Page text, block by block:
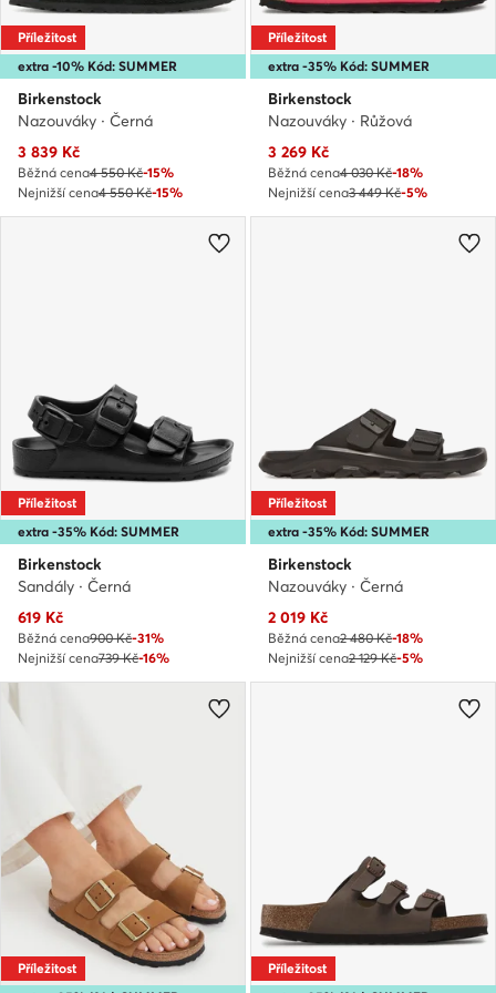
extra -10% Kód: SUMMER
Příležitost
Birkenstock
Nazouváky · Černá
Aktuální cena
3 839 Kč
Běžná cena4 550 Kč-15%
Nejnižší cena4 550 Kč-15%
extra -35% Kód: SUMMER
Příležitost
Birkenstock
Nazouváky · Růžová
Aktuální cena
3 269 Kč
Běžná cena4 030 Kč-18%
Nejnižší cena3 449 Kč-5%
extra -35% Kód: SUMMER
Příležitost
Birkenstock
Sandály · Černá
Aktuální cena
619 Kč
Běžná cena900 Kč-31%
Nejnižší cena739 Kč-16%
extra -35% Kód: SUMMER
Příležitost
Birkenstock
Nazouváky · Černá
Aktuální cena
2 019 Kč
Běžná cena2 480 Kč-18%
Nejnižší cena2 129 Kč-5%
Příležitost Příležitost